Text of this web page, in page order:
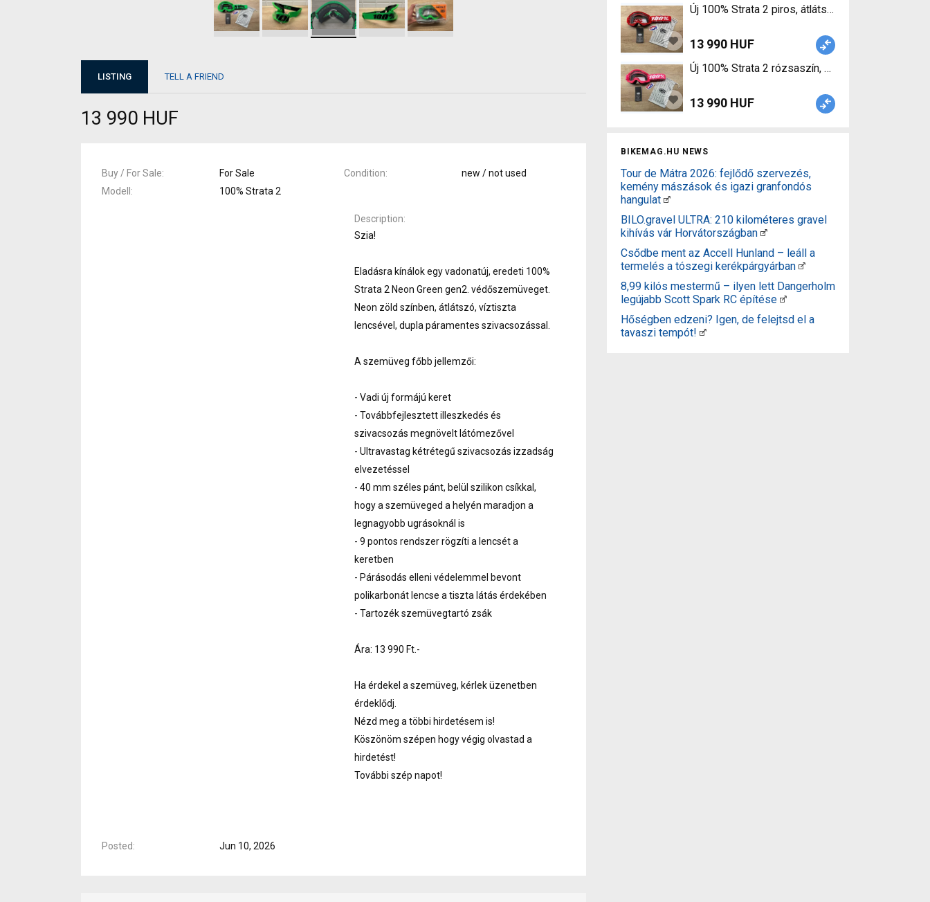
13 990 HUF
13 990 HUF
BIKEMAG.HU NEWS
Tour de Mátra 2026: fejlődő szervezés,
kemény mászások és igazi granfondós
hangulat
BILO.gravel ULTRA: 210 kilométeres gravel
kihívás vár Horvátországban
Csődbe ment az Accell Hunland – leáll a
termelés a tószegi kerékpárgyárban
8,99 kilós mestermű – ilyen lett Dangerholm
legújabb Scott Spark RC építése
Hőségben edzeni? Igen, de felejtsd el a
tavaszi tempót!
LISTING TELL A FRIEND
13 990 HUF
Buy / For Sale For Sale Condition
new / not used
Modell
100% Strata 2
Description
Szia!
Eladásra kínálok egy vadonatúj, eredeti 100%
Strata 2 Neon Green gen2. védőszemüveget.
Neon zöld színben, átlátszó, víztiszta
lencsével, dupla páramentes szivacsozással.
A szemüveg főbb jellemzői:
- Vadi új formájú keret
- Továbbfejlesztett illeszkedés és
szivacsozás megnövelt látómezővel
- Ultravastag kétrétegű szivacsozás izzadság
elvezetéssel
- 40 mm széles pánt, belül szilikon csíkkal,
hogy a szemüveged a helyén maradjon a
legnagyobb ugrásoknál is
- 9 pontos rendszer rögzíti a lencsét a
keretben
- Párásodás elleni védelemmel bevont
polikarbonát lencse a tiszta látás érdekében
- Tartozék szemüvegtartó zsák
Ára: 13 990 Ft.-
Ha érdekel a szemüveg, kérlek üzenetben
érdeklődj.
Nézd meg a többi hirdetésem is!
Köszönöm szépen hogy végig olvastad a
hirdetést!
További szép napot!
Posted Jun 10, 2026